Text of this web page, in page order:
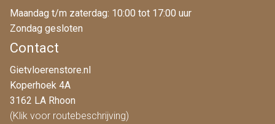
Maandag t/m zaterdag: 10:00 tot 17:00 uur
Zondag gesloten
Contact
Gietvloerenstore.nl
Koperhoek 4A
3162 LA Rhoon
(Klik voor routebeschrijving)